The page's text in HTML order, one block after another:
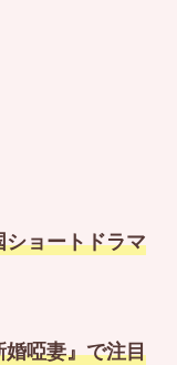
ョートドラマ
啞妻』で注目